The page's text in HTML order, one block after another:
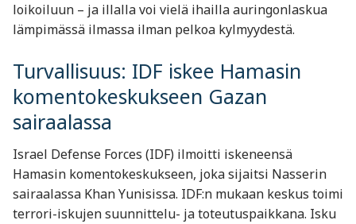
loikoiluun – ja illalla voi vielä ihailla auringonlaskua
lämpimässä ilmassa ilman pelkoa kylmyydestä.
Turvallisuus: IDF iskee Hamasin
komentokeskukseen Gazan
sairaalassa
Israel Defense Forces (IDF) ilmoitti iskeneensä
Hamasin komentokeskukseen, joka sijaitsi Nasserin
sairaalassa Khan Yunisissa. IDF:n mukaan keskus toimi
terrori-iskujen suunnittelu- ja toteutuspaikkana. Isku